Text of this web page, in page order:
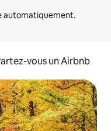
vous un Airbnb